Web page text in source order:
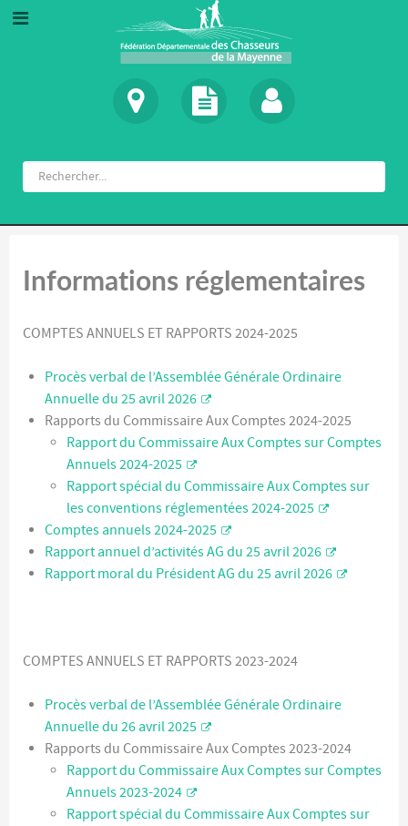
Informations réglementaires
COMPTES ANNUELS ET RAPPORTS 2024-2025
Procès verbal de l’Assemblée Générale Ordinaire
Annuelle du 25 avril 2026
Rapports du Commissaire Aux Comptes 2024-2025
Rapport du Commissaire Aux Comptes sur Comptes
Annuels 2024-2025
Rapport spécial du Commissaire Aux Comptes sur
les conventions réglementées 2024-2025
Comptes annuels 2024-2025
Rapport annuel d’activités AG du 25 avril 2026
Rapport moral du Président AG du 25 avril 2026
COMPTES ANNUELS ET RAPPORTS 2023-2024
Procès verbal de l’Assemblée Générale Ordinaire
Annuelle du 26 avril 2025
Rapports du Commissaire Aux Comptes 2023-2024
Rapport du Commissaire Aux Comptes sur Comptes
Annuels 2023-2024
Rapport spécial du Commissaire Aux Comptes sur